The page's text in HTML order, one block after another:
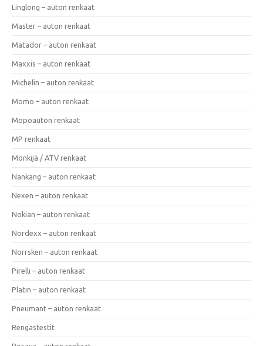
Linglong – auton renkaat
Master – auton renkaat
Matador – auton renkaat
Maxxis – auton renkaat
Michelin – auton renkaat
Momo – auton renkaat
Mopoauton renkaat
MP renkaat
Mönkijä / ATV renkaat
Nankang – auton renkaat
Nexen – auton renkaat
Nokian – auton renkaat
Nordexx – auton renkaat
Norrsken – auton renkaat
Pirelli – auton renkaat
Platin – auton renkaat
Pneumant – auton renkaat
Rengastestit